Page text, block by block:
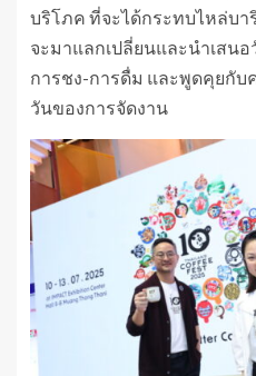
บริโภค ที่จะได้กระทบไหล่บ
จะมาแลกเปลี่ยนและนำเสน
การชง-การดื่ม และพูดคุยกับ
วันของการจัดงาน